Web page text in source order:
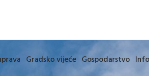
Gradsko vijeće Gospodarstvo